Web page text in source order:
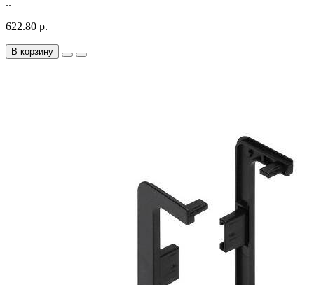
..
622.80 р.
В корзину